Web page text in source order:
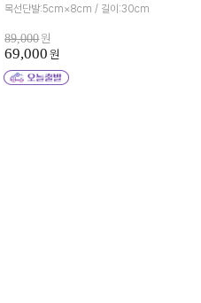
목선단발:5cm×8cm / 길이:30cm
89,000원
69,000원